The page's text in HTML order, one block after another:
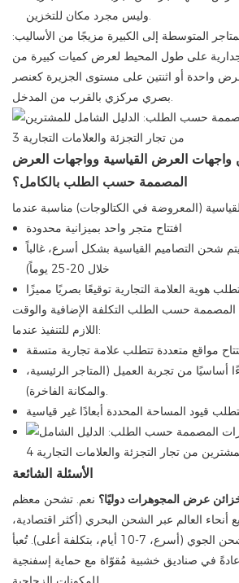
وليس مجرد مكان للتخزين.
المتوسطة إلى الكبيرة مزيجًا من الأساليب:
على طول المحيط لعرض كميات كبيرة من
واحدة أو اثنتين على مستوى الجزيرة كعنصر
بصري مركزي بالقرب من المدخل.
واجهات العرض القياسية وواجهات العرض
المصممة حسب الطلب بالكامل؟
افتتاح متجر واحد بميزانية محدودة
شحن التصاميم القياسية بشكل أسرع، غالباً
خلال 20-25 يوماً)
هوية العلامة التجارية توقيعًا بصريًا مميزًا
حسب الطلب التكلفة الإضافية والوقت
اللازم للتنفيذ عندما:
مواقع متعددة تتطلب علامة تجارية متسقة
من تجربة العميل (المتاجر الرئيسية،
والمكانة الفاخرة).
قيود المساحة المحددة أبعادًا غير قياسية
الأسئلة الشائعة
عرض المجوهرات دوليًا؟ نعم. تشحن معظم
أنحاء العالم عبر الشحن البحري (أكثر اقتصادية،
30-45 يومًا) أو الشحن الجوي (أسرع، 7-10 أيام، بتكلفة أعلى). تُعبأ
في صناديق خشبية مُقوّاة مع حماية إسفنجية